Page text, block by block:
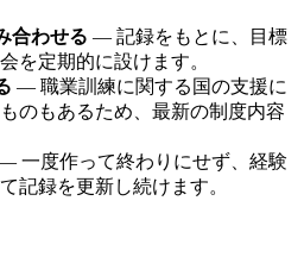
合わせる — 記録をもとに、目標
を定期的に設けます。
— 職業訓練に関する国の支援に
のもあるため、最新の制度内容
一度作って終わりにせず、経験
記録を更新し続けます。